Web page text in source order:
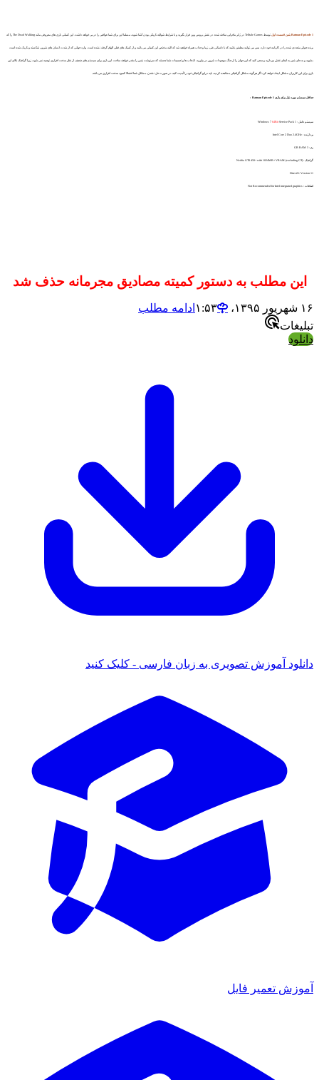
Batman Episode 1 بتمن قسمت اول توسط Telltale Games در ژانر ماجرایی ساخته شده. در نقش بروس وین قرار بگیرید و با شرایط شوالیه تاریکی بودن آشنا شوید، مسلما این برای شما عواقبی را در پی خواهد داشت. این کمپانی بازی های معروفی مانند The Dead Walking را که
برنده جوایز متعددی شده را در کارنامه خود دارد. پس می توانید مطمئن باشید که با داستانی غنی، زیبا و جذاب همراه خواهید شد که البته مختص این کمپانی می باشد و از کمیک های قبلی الهام گرفته نشده است. وارد جهانی که از شدت انسان های شرور، شکسته و تاریک شده است
بشوید و به جای بتمن به ایفای نقش بپردازید و سعی کنید که این جهان را از چنگ موجودات شرور در بیاورید. انتخاب ها و تصمیمات شما هستند که سرنوشت بتمن را مقدر خواهند ساخت. این بازی برای سیستم های ضعیف از نظر سخت افزاری توصیه نمی شود، زیرا گرافیک بالای این
بازی برای این کاربران مشکل ایجاد خواهد کرد.اگر هرگونه مشکل گرافیکی مشاهده کردید، باید درایو گرافیکی خود را آپدیت کنید، در صورت حل نشدن، مشکل شما احتمالا کمبود سخت افزاری می باشد.
حداقل سیستم مورد نیاز برای بازی Batman Episode 1 :
سیستم عامل : Windows 7 64Bit Service Pack 1
پردازنده : Intel Core 2 Duo 2.4GHz
رم : 3 GB RAM
گرافیک : Nvidia GTS 450+ with 1024MB+ VRAM (excluding GT)
DirectX: Version 11
اضافات : Not Recommended for Intel integrated graphics
این مطلب به دستور کمیته مصادیق مجرمانه حذف شد
۱۶ شهریور ۱۳۹۵،‏ ۱:۵۳
ادامه مطلب
تبلیغات
دانلود
دانلود آموزش تصویری به زبان فارسی - کلیک کنید
آموزش تعمیر فایل